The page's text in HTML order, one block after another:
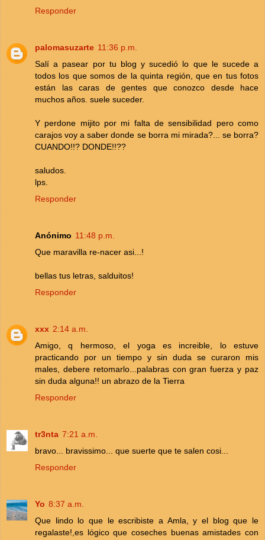
Responder
palomasuzarte 11:36 p.m.
Salí a pasear por tu blog y sucedió lo que le sucede a
todos los que somos de la quinta región, que en tus fotos
están las caras de gentes que conozco desde hace
muchos años. suele suceder.
Y perdone mijito por mi falta de sensibilidad pero como
carajos voy a saber donde se borra mi mirada?... se borra?
CUANDO!!? DONDE!!??
saludos.
lps.
Responder
Anónimo 11:48 p.m.
Que maravilla re-nacer asi...!
bellas tus letras, salduitos!
Responder
xxx 2:14 a.m.
Amigo, q hermoso, el yoga es increible, lo estuve
practicando por un tiempo y sin duda se curaron mis
males, debere retomarlo...palabras con gran fuerza y paz
sin duda alguna!! un abrazo de la Tierra
Responder
tr3nta 7:21 a.m.
bravo... bravissimo... que suerte que te salen cosi...
Responder
Yo 8:37 a.m.
Que lindo lo que le escribiste a Amla, y el blog que le
regalaste!,es lógico que coseches buenas amistades con